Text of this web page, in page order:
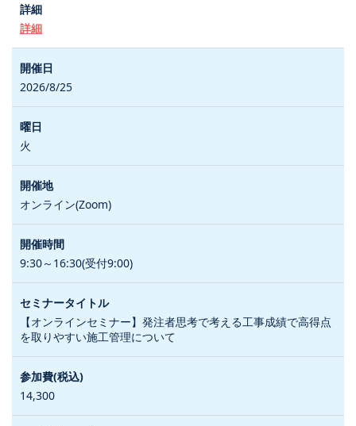
詳細
2026/8/25
火
オンライン(Zoom)
9:30～16:30(受付9:00)
【オンラインセミナー】発注者思考で考える工事成績で高得点
を取りやすい施工管理について
14,300